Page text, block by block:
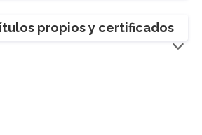
propios y certificados